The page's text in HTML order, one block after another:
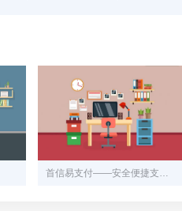
首信易支付——安全便捷支付助手